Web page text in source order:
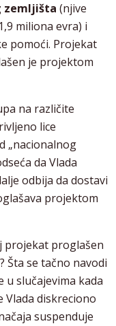
zemljišta (njive
miliona evra) i
pomoći. Projekat
je projektom
na različite
lice
„nacionalnog
da Vlada
odbija da dostavi
projektom
projekat proglašen
Šta se tačno navodi
u slučajevima kada
Vlada diskreciono
suspenduje